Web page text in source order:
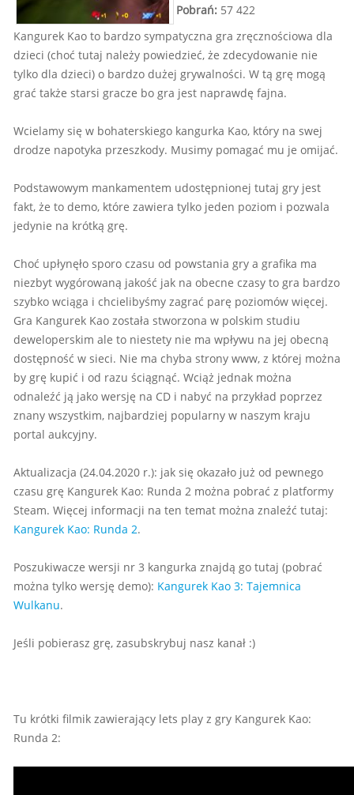
Pobrań: 57 422
Kangurek Kao to bardzo sympatyczna gra zręcznościowa dla
dzieci (choć tutaj należy powiedzieć, że zdecydowanie nie
tylko dla dzieci) o bardzo dużej grywalności. W tą grę mogą
grać także starsi gracze bo gra jest naprawdę fajna.
Wcielamy się w bohaterskiego kangurka Kao, który na swej
drodze napotyka przeszkody. Musimy pomagać mu je omijać.
Podstawowym mankamentem udostępnionej tutaj gry jest
fakt, że to demo, które zawiera tylko jeden poziom i pozwala
jedynie na krótką grę.
Choć upłynęło sporo czasu od powstania gry a grafika ma
niezbyt wygórowaną jakość jak na obecne czasy to gra bardzo
szybko wciąga i chcielibyśmy zagrać parę poziomów więcej.
Gra Kangurek Kao została stworzona w polskim studiu
deweloperskim ale to niestety nie ma wpływu na jej obecną
dostępność w sieci. Nie ma chyba strony www, z której można
by grę kupić i od razu ściągnąć. Wciąż jednak można
odnaleźć ją jako wersję na CD i nabyć na przykład poprzez
znany wszystkim, najbardziej popularny w naszym kraju
portal aukcyjny.
Aktualizacja (24.04.2020 r.): jak się okazało już od pewnego
czasu grę Kangurek Kao: Runda 2 można pobrać z platformy
Steam. Więcej informacji na ten temat można znaleźć tutaj:
Kangurek Kao: Runda 2.
Poszukiwacze wersji nr 3 kangurka znajdą go tutaj (pobrać
można tylko wersję demo): Kangurek Kao 3: Tajemnica
Wulkanu.
Jeśli pobierasz grę, zasubskrybuj nasz kanał :)
Tu krótki filmik zawierający lets play z gry Kangurek Kao:
Runda 2: